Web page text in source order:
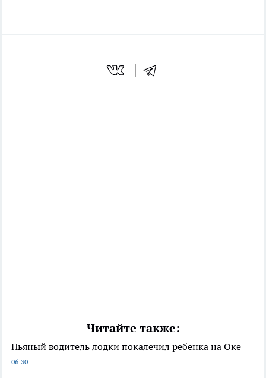
Читайте также:
Пьяный водитель лодки покалечил ребенка на Оке
06:30